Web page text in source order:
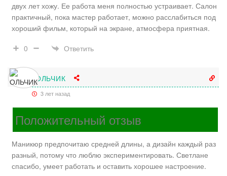
двух лет хожу. Ее работа меня полностью устраивает. Салон
практичный, пока мастер работает, можно расслабиться под
хороший фильм, который на экране, атмосфера приятная.
0
Ответить
ОЛЬЧИК
3 лет назад
Положительный отзыв
Маникюр предпочитаю средней длины, а дизайн каждый раз
разный, потому что люблю экспериментировать. Светлане
спасибо, умеет работать и оставить хорошее настроение.